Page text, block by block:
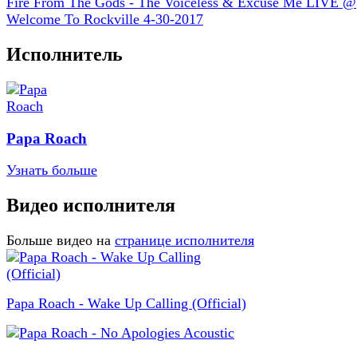
Welcome To Rockville 4-30-2017
Исполнитель
Papa Roach
Узнать больше
Видео исполнителя
Больше видео на странице исполнителя
Papa Roach - Wake Up Calling (Official)